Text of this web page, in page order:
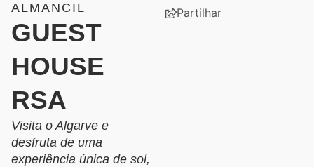
ALMANCIL
GUEST
HOUSE
RSA
Visita o Algarve e
desfruta de uma
experiência única de sol,
Partilhar